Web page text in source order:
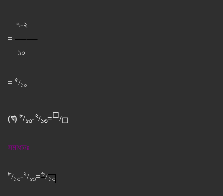
৭-২
= ⸺⸺
১০
= ৫/১০
(ঘ) ৮/১৩-২/১৩=⬜/⬜
সমাধানঃ
৮/১৩-২/১৩=৬/১৩